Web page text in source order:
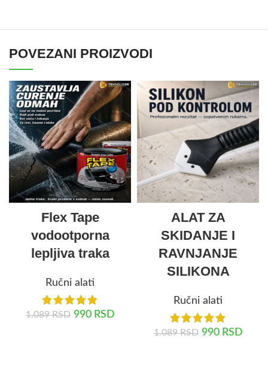
POVEZANI PROIZVODI
Flex Tape
vodootporna
lepljiva traka
Ručni alati
1.089RSD 990 RSD
ALAT ZA
SKIDANJE I
RAVNJANJE
SILIKONA
Ručni alati
1.089RSD 990 RSD